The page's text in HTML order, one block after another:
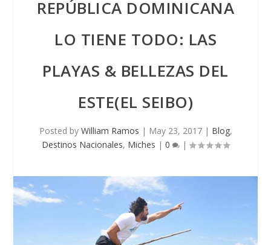
REPÚBLICA DOMINICANA
LO TIENE TODO: LAS
PLAYAS & BELLEZAS DEL
ESTE(EL SEIBO)
Posted by William Ramos | May 23, 2017| Blog,
Destinos Nacionales, Miches | 0 |